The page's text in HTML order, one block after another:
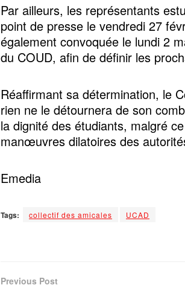
Par ailleurs, les représentants
point de presse le vendredi 27
également convoquée le lundi 2
du COUD, afin de définir les
Réaffirmant sa détermination, le
rien ne le détournera de son
la dignité des étudiants, malgré
manœuvres dilatoires des
Emedia
Tags: collectif des amicales UCAD
Previous Post